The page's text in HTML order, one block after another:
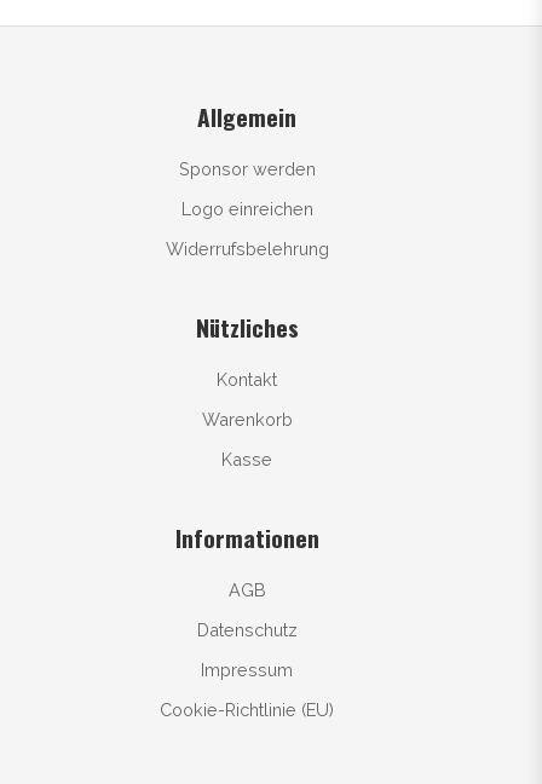
Allgemein
Sponsor werden
Logo einreichen
Widerrufsbelehrung
Nützliches
Kontakt
Warenkorb
Kasse
Informationen
AGB
Datenschutz
Impressum
Cookie-Richtlinie (EU)